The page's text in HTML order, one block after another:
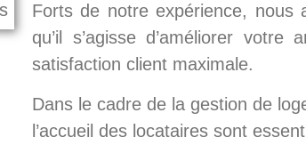
Forts de notre expérience, nous
qu’il s’agisse d’améliorer
satisfaction client maximale.
Dans le cadre de la gestion de
l’accueil des locataires sont